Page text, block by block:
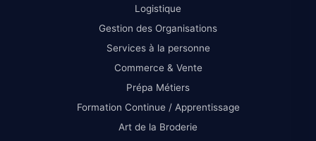
Logistique
Gestion des Organisations
Services à la personne
Commerce & Vente
Prépa Métiers
Formation Continue / Apprentissage
Art de la Broderie